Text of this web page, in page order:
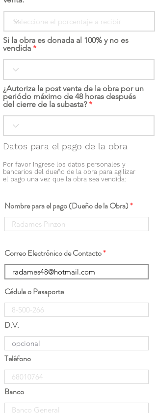
Si la obra es donada al 100% y no es
vendida
¿Autoriza la post venta de la obra por un
periódo máximo de 48 horas después
del cierre de la subasta?
Datos para el pago de la obra
Por favor ingrese los datos personales y
bancarios del dueño de la obra para agilizar
el pago una vez que la obra sea vendida:
Nombre para el pago (Dueño de la Obra)
Correo Electrónico de Contacto
Cédula o Pasaporte
D.V.
Teléfono
Banco